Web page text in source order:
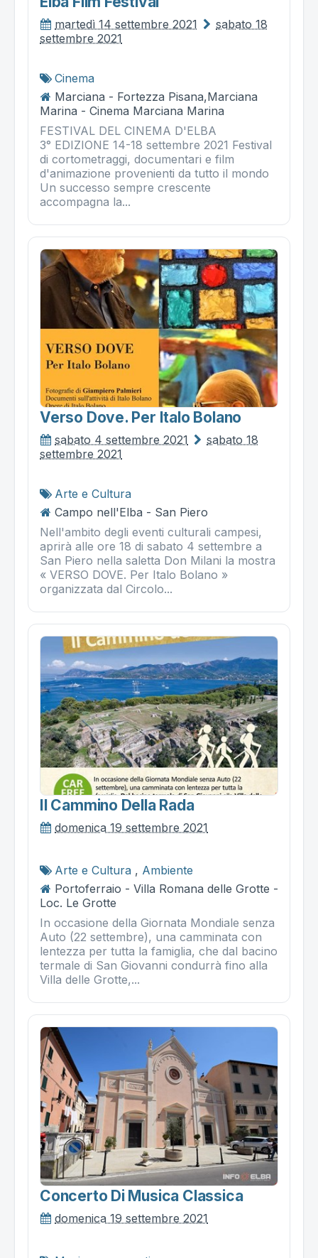
martedì 14 settembre 2021
sabato 18
settembre 2021
Cinema
Marciana - Fortezza Pisana,Marciana
Marina - Cinema Marciana Marina
FESTIVAL DEL CINEMA D'ELBA
3° EDIZIONE 14-18 settembre 2021 Festival
di cortometraggi, documentari e film
d'animazione provenienti da tutto il mondo
Un successo sempre crescente
accompagna la...
Verso Dove. Per Italo Bolano
sabato 4 settembre 2021
sabato 18
settembre 2021
Arte e Cultura
Campo nell'Elba - San Piero
Nell'ambito degli eventi culturali campesi,
aprirà alle ore 18 di sabato 4 settembre a
San Piero nella saletta Don Milani la mostra
« VERSO DOVE. Per Italo Bolano »
organizzata dal Circolo...
Il Cammino Della Rada
domenica 19 settembre 2021
Arte e Cultura , Ambiente
Portoferraio - Villa Romana delle Grotte -
Loc. Le Grotte
In occasione della Giornata Mondiale senza
Auto (22 settembre), una camminata con
lentezza per tutta la famiglia, che dal bacino
termale di San Giovanni condurrà fino alla
Villa delle Grotte,...
Concerto Di Musica Classica
domenica 19 settembre 2021